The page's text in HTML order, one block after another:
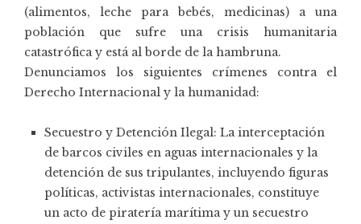
(alimentos, leche para bebés, medicinas) a una
población que sufre una crisis humanitaria
catastrófica y está al borde de la hambruna.
Denunciamos los siguientes crímenes contra el
Derecho Internacional y la humanidad:
Secuestro y Detención Ilegal: La interceptación
de barcos civiles en aguas internacionales y la
detención de sus tripulantes, incluyendo figuras
políticas, activistas internacionales, constituye
un acto de piratería marítima y un secuestro